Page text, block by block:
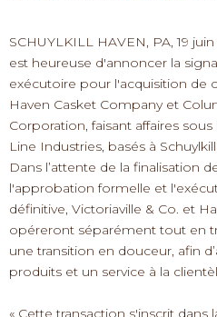
SCHUYLKILL HAVEN, PA, 19
est heureuse d'annoncer la
exécutoire pour l'acquisition de
Haven Casket Company et
Corporation, faisant affaires
Line Industries, basés à
Dans l’attente de la finalisation
l'approbation formelle et
définitive, Victoriaville & Co. et
opéreront séparément tout en
une transition en douceur, afin
produits et un service à la
« Cette transaction s'inscrit dans